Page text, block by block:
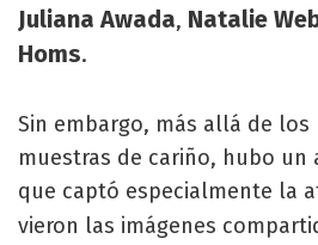
Juliana Awada, Natalie
Homs.
Sin embargo, más allá de los
muestras de cariño, hubo un
que captó especialmente la
vieron las imágenes